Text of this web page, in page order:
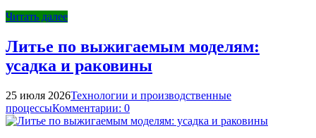
Читать далее
Литье по выжигаемым моделям:
усадка и раковины
25 июля 2026Технологии и производственные
процессыКомментарии: 0